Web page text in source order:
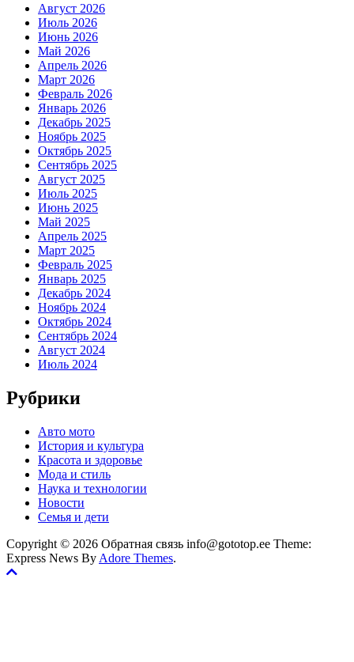
Август 2026
Июль 2026
Июнь 2026
Май 2026
Апрель 2026
Март 2026
Февраль 2026
Январь 2026
Декабрь 2025
Ноябрь 2025
Октябрь 2025
Сентябрь 2025
Август 2025
Июль 2025
Июнь 2025
Май 2025
Апрель 2025
Март 2025
Февраль 2025
Январь 2025
Декабрь 2024
Ноябрь 2024
Октябрь 2024
Сентябрь 2024
Август 2024
Июль 2024
Рубрики
Авто мото
История и культура
Красота и здоровье
Мода и стиль
Наука и технологии
Новости
Семья и дети
Copyright © 2026 Обратная связь info@gototop.ee Theme:
Express News By Adore Themes.